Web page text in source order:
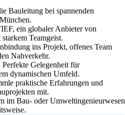
Bauleitung bei spannenden
ein globaler Anbieter von
Teamgeist.
ins Projekt, offenes Team
Nahverkehr.
Perfekte Gelegenheit für
dynamischen Umfeld.
praktische Erfahrungen und
mit.
im Bau- oder Umweltingenieurwesen